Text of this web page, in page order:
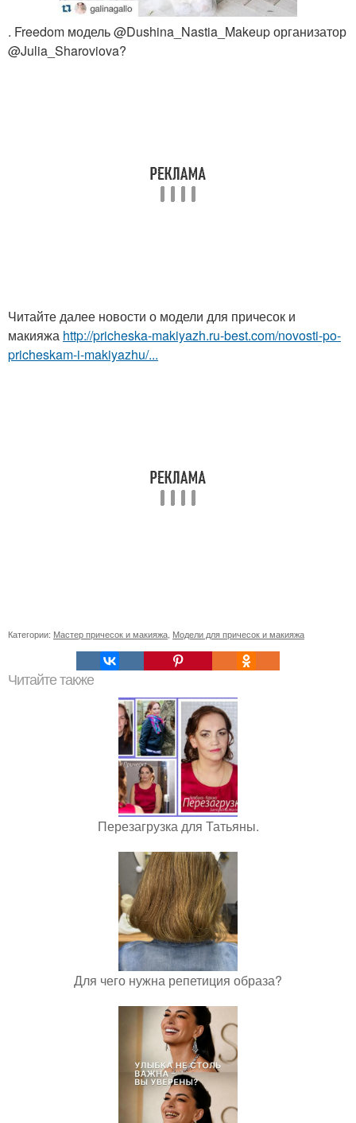
. Freedom модель @Dushina_Nastia_Makeup организатор
@Julia_Sharoviova?
Читайте далее новости о модели для причесок и
макияжа http://pricheska-makiyazh.ru-best.com/novosti-po-
pricheskam-i-makiyazhu/...
Категории: Мастер причесок и макияжа Модели для причесок и макияжа
Читайте также
Перезагрузка для Татьяны.
Для чего нужна репетиция образа?